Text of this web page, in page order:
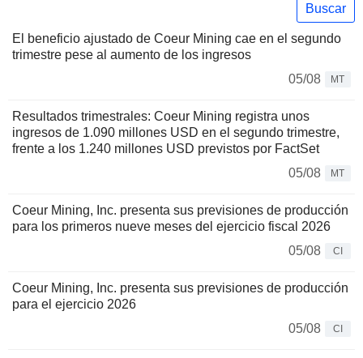
Buscar
El beneficio ajustado de Coeur Mining cae en el segundo
trimestre pese al aumento de los ingresos
05/08
MT
Resultados trimestrales: Coeur Mining registra unos
ingresos de 1.090 millones USD en el segundo trimestre,
frente a los 1.240 millones USD previstos por FactSet
05/08
MT
Coeur Mining, Inc. presenta sus previsiones de producción
para los primeros nueve meses del ejercicio fiscal 2026
05/08
CI
Coeur Mining, Inc. presenta sus previsiones de producción
para el ejercicio 2026
05/08
CI